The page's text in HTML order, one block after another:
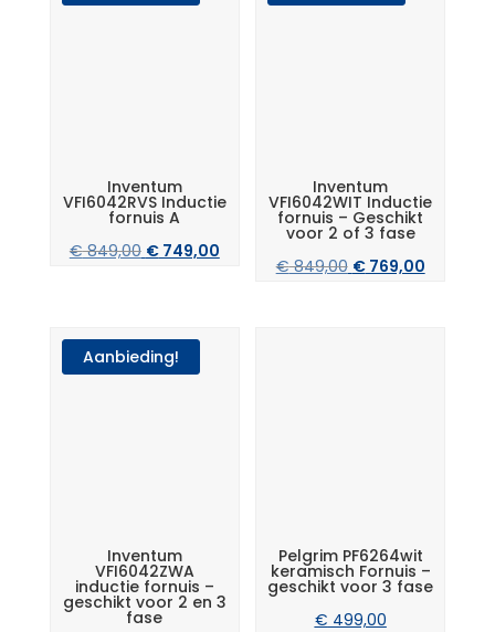
Inventum
VFI6042RVS Inductie
fornuis A
€849,00 Oorspronkelijke
€ 849,00.
€749,00Huidige
Inventum
VFI6042WIT Inductie
fornuis – Geschikt
voor 2 of 3 fase
€849,00 Oorspronkelijke
€769,00Huidige
Aanbieding!
Inventum
VFI6042ZWA
inductie fornuis –
geschikt voor 2 en 3
fase
Pelgrim PF6264wit
keramisch Fornuis –
geschikt voor 3 fase
€ 499,00